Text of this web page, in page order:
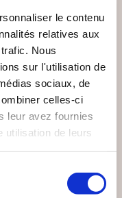
le contenu
relatives aux
Nous
sur l'utilisation de
sociaux, de
celles-ci
leur avez fournies
utilisation de leurs